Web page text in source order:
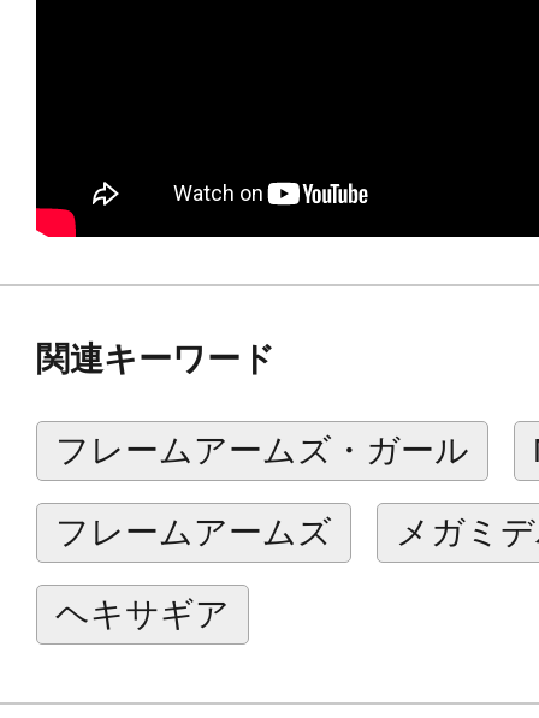
■ハンドパーツは各武器をしっかり
付属。
■素体に「フレームアーキテクト リ
※本商品のフレームアーキテクトに
ん。 ※本商品に「JX-25F ジィダオ
せん。
※画像は開発中のイメージです。実
※画像は撮影用に塗装してあります
※本製品はお客様ご自身で組み立て
関連キーワード
フレームアームズ・ガール
フレームアームズ メガミ
ヘキサギア